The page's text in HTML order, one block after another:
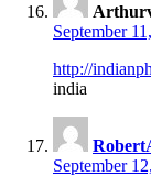
September
http://
india
September